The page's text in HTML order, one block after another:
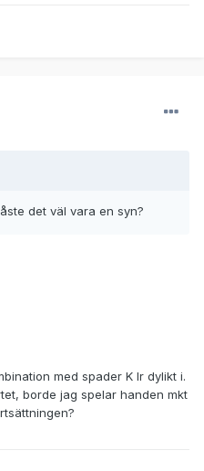
det väl vara en syn?
med spader K lr dylikt i.
borde jag spelar handen mkt